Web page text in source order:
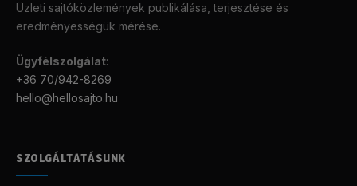
Üzleti sajtóközlemények publikálása, terjesztése és
eredményességük mérése.
Ügyfélszolgálat:
+36 70/942-8269
hello@hellosajto.hu
SZOLGÁLTATÁSUNK